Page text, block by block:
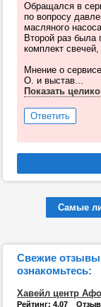
Обращался в
по вопросу
масляного
Второй раз была
комплект
Мнение о
О. и выстав...
Показать
Ответить
Самые
Свежие отзывы
ознакомьтесь:
Хавейл центр
Рейтинг: 4.07